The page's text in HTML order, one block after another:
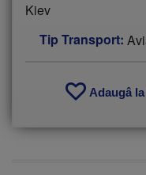
Kiev
Tip Transport:
Adaugâ